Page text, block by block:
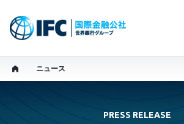
ニュース
PRESS RELEASE